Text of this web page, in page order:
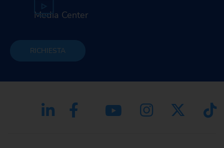
Media Center
RICHIESTA